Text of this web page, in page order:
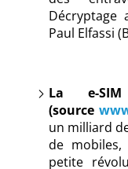
Décryptage
Paul Elfassi
La e-
(source
un milliard
de mobiles,
petite